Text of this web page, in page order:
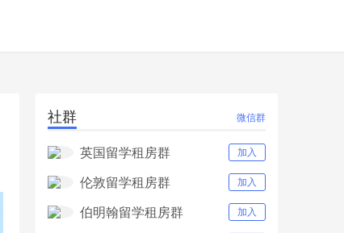
社群 微信群
英国留学租房群 加入
伦敦留学租房群 加入
伯明翰留学租房群 加入